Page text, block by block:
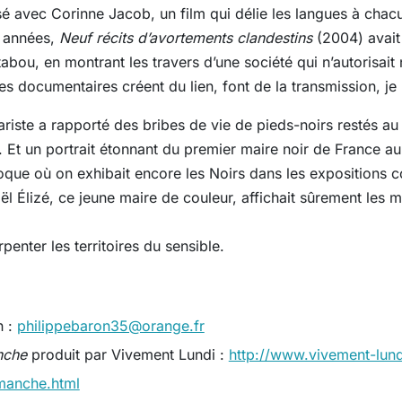
avec Corinne Jacob, un film qui délie les langues à
Neuf récits d’avortements clandestins(2004) avait
en montrant les travers d’une société qui
documentaires créent du lien, font de la transmission, je
a rapporté des bribes de vie de pieds-noirs restés
un portrait étonnant du premier maire noir de France
où on exhibait encore les Noirs dans les expositions
Élizé, ce jeune maire de couleur, affichait sûrement les
les territoires du sensible.
: philippebaron35@orange.fr
produit par Vivement Lundi : http://www.vivement-